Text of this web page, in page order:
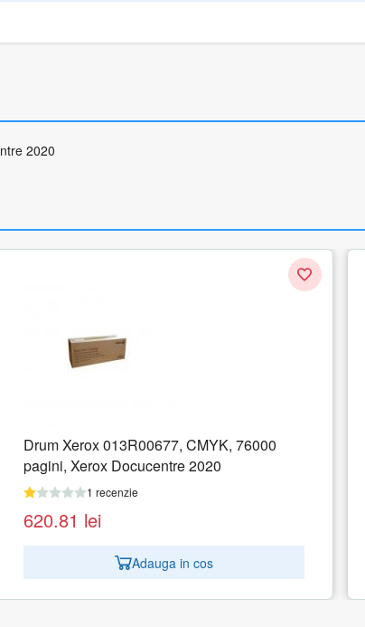
2020
Drum Xerox 013R00677, CMYK, 76000
pagini, Xerox Docucentre 2020
1 recenzie
620.81 lei
Adauga in cos